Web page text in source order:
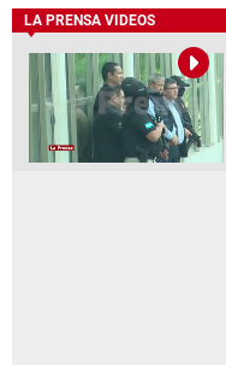
LA PRENSA VIDEOS